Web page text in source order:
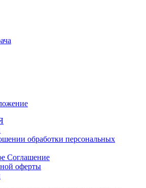
обработки персональных
Соглашение
оферты